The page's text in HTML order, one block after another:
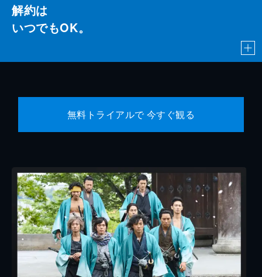
解約は
いつでもOK。
無料トライアルで 今すぐ観る